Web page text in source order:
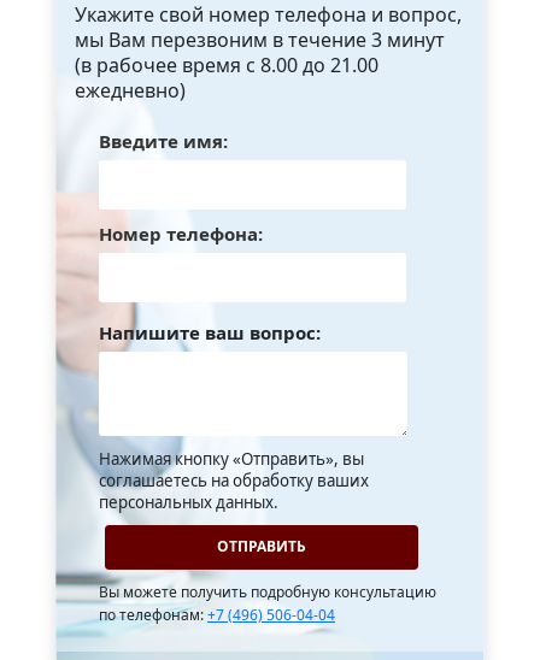
Укажите свой номер телефона и вопрос,
мы Вам перезвоним в течение 3 минут
(в рабочее время с 8.00 до 21.00
ежедневно)
Введите имя:
Номер телефона:
Напишите ваш вопрос:
Нажимая кнопку «Отправить», вы
соглашаетесь на обработку ваших
персональных данных.
Вы можете получить подробную консультацию
по телефонам:+7 (496) 506-04-04